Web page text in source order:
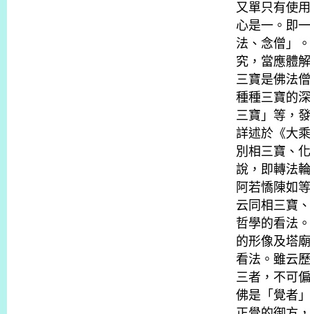
又單只有使
心是一。即
法、念僧」
究，當應體
三寶是佛法
種種三寶的
三寶」等，
詳述於《大
別相三寶、
說，即轉法
阿若憍陳如
云同相三寶
哲學的看法
的形像及塔
看法。雖云
三者，不可
佛是「覺者